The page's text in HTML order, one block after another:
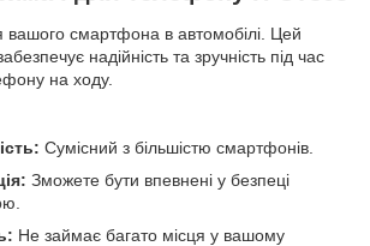
вашого смартфона в автомобілі. Цей
надійність та зручність під час
на ходу.
Сумісний з більшістю смартфонів.
Зможете бути впевнені у безпеці
Не займає багато місця у вашому